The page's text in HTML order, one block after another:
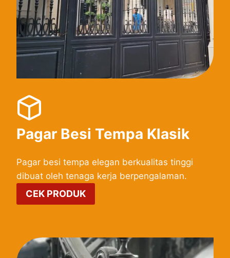
Pagar Besi Tempa Klasik
Pagar besi tempa elegan berkualitas tinggi
dibuat oleh tenaga kerja berpengalaman.
CEK PRODUK